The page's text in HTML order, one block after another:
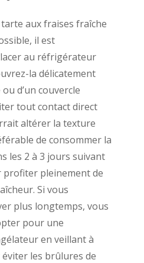
aux fraises fraîche
il est
au réfrigérateur
la délicatement
d’un couvercle
tout contact direct
altérer la texture
de consommer la
les 2 à 3 jours suivant
pleinement de
Si vous
plus longtemps, vous
pour une
en veillant à
les brûlures de